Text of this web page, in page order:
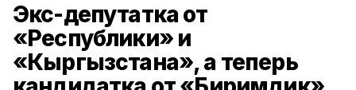
Экс-депутатка от
«Республики» и
«Кыргызстана», а теперь